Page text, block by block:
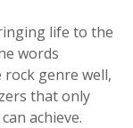
life to the
words
genre well,
that only
achieve.